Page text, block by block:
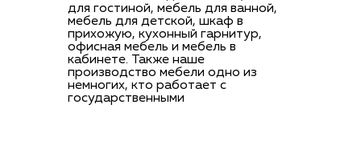
для гостиной, мебель для ванной,
мебель для детской, шкаф в
прихожую, кухонный гарнитур,
офисная мебель и мебель в
кабинете. Также наше
производство мебели одно из
немногих, кто работает с
государственными